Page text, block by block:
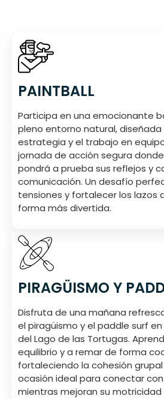
PAINTBALL
Participa en una emocionante
pleno entorno natural,
estrategia y el trabajo en
jornada de acción segura
pondrá a prueba sus reflejos y
comunicación. Un desafío
tensiones y fortalecer los lazos
forma más divertida.
PIRAGÜISMO Y
Disfruta de una mañana
el piragüismo y el paddle surf
del Lago de las Tortugas.
equilibrio y a remar de forma
fortaleciendo la cohesión grupal
ocasión ideal para conectar
mientras mejoran su motricidad